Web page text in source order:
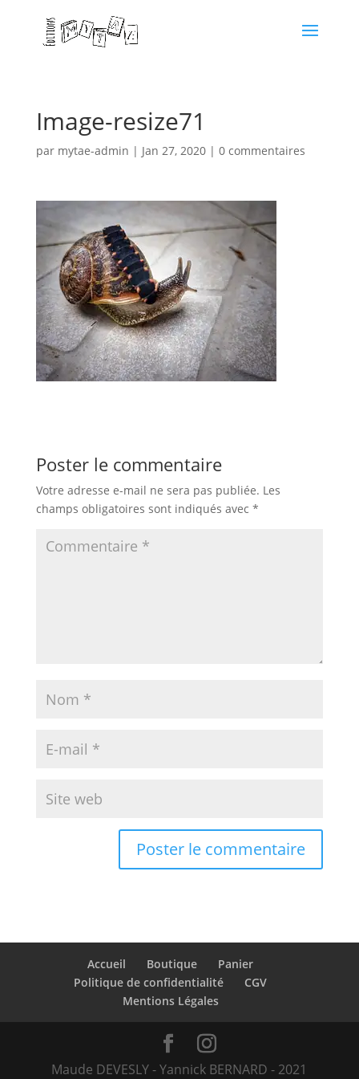
Image-resize71
par mytae-admin | Jan 27, 2020| 0 commentaires
Poster le commentaire
Votre adresse e-mail ne sera pas publiée. Les
champs obligatoires sont indiqués avec *
Accueil Boutique
Panier
Politique de confidentialité
CGV
Mentions Légales
Maude DEVESLY - Yannick BERNARD - 2021